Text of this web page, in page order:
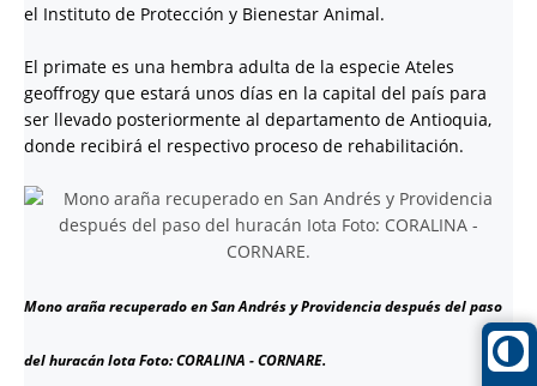
el Instituto de Protección y Bienestar Animal.
El primate es una hembra adulta de la especie Ateles
geoffrogy que estará unos días en la capital del país para
ser llevado posteriormente al departamento de Antioquia,
donde recibirá el respectivo proceso de rehabilitación.
Mono araña recuperado en San Andrés y Providencia después del paso
del huracán Iota Foto: CORALINA - CORNARE.